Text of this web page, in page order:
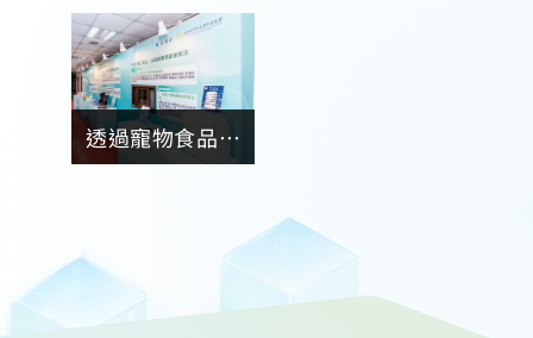
透過寵物食品、
鞋、機能襪、抗
菌地板、模組化